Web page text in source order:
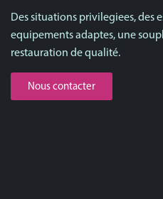
Des situations privilegiees, des
equipements adaptes, une
restauration de qualité.
Nous contacter